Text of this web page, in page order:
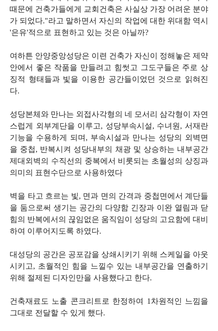
때문에 건축가들에게 교회건축은 사실상 가장 어려운 분야
가 되었다."라고 말하면서 자신의 작업에 대한 위대함 역시
'은유'적으로 표현하고 있는 것은 아닐까?
여하튼 안양중앙성당은 이련 건축가 자신이 정해놓은 제약
안에서 좋은 작품을 만들려고 힘썻고 그도구들은 주로 상
징적 형태들과 빛을 이용한 공간들이었던 것으로 읽혀진
다.
성당본체와 만나는 외접사각형의 네 모서리 삼각형이 자연
스럽게 외부계단을 이루고, 성당부속시설, 수녀원, 서재란
기능을 수용하게 되며, 부속시설과 만나는 성당의 외벽면
을 중첩, 반복시켜 성당내부의 채광 및 상승하는 내부공간
제대외벽의 수직선의 중복에서 비롯되는 초월성의 상징과
의미의 표현수단으로 사용하였다
벽을 타고 흐르는 빛, 면과 면의 간격과 중첩면에서 계단들
을 둠으로써 생기는 공간의 다양함 긴장과 이완 열림과 닫
힘의 반복에서의 끊임없은 움직임이 성당의 고요함에 대비
하여 이루어지도록 하였다.
대성당의 공간은 공포감을 상쇄시키기 위해 스케일을 아웃
시키고, 초월적인 힘을 느낄수 있는 내부공간을 연출하기
위해 절제된 디자인만을 사용했다고 한다.
건축재료도 노출 콘크리트로 한정하여 1차원적인 느낌을
그대로 전달할 수 있게 했다.